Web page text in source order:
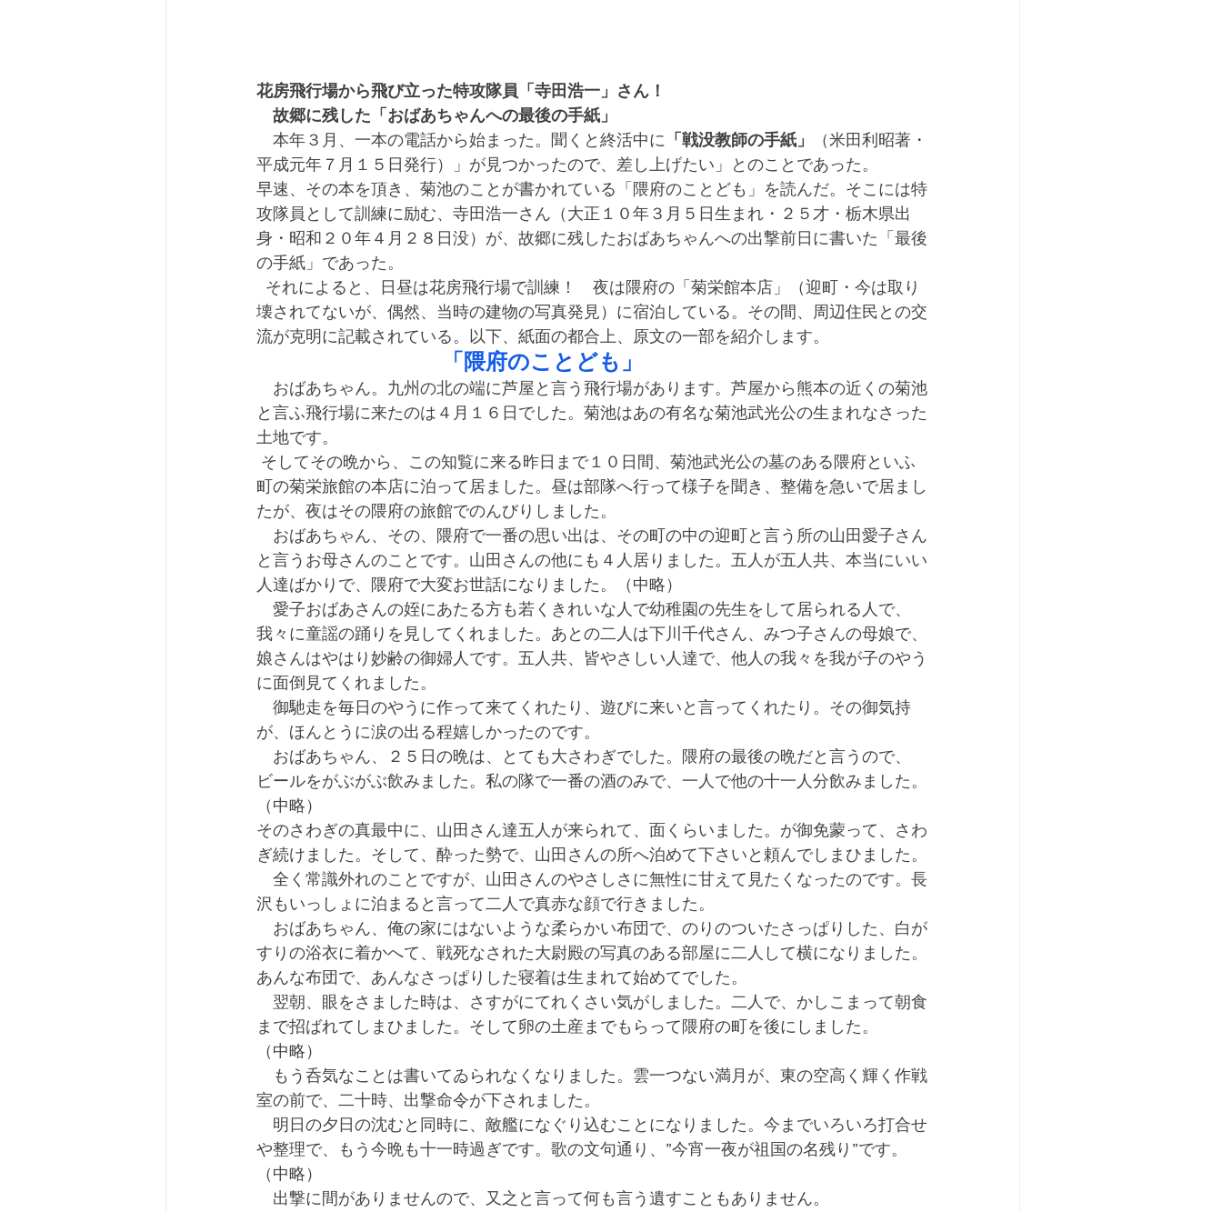
花房飛行場から飛び立った特攻隊員「寺田浩一」さん！
故郷に残した「おばあちゃんへの最後の手紙」
本年３月、一本の電話から始まった。聞くと終活中に 「戦没教師の手紙」
（米田利昭著・
平成元年７月１５日発行）」が見つかったので、差し上げたい」とのことであった。
早速、その本を頂き、菊池のことが書かれている「隈府のことども」を読んだ。そこには特
攻隊員として訓練に励む、寺田浩一さん（大正１０年３月５日生まれ・２５才・栃木県出
身・昭和２０年４月２８日没）が、故郷に残したおばあちゃんへの出撃前日に書いた「最後
の手紙」であった。
壊されてないが、偶然、当時の建物の写真発見）に宿泊している。その間、周辺住民との交
流が克明に記載されている。以下、紙面の都合上、原文の一部を紹介します。
「隈府のことども」
おばあちゃん。九州の北の端に芦屋と言う飛行場があります。芦屋から熊本の近くの菊池
と言ふ飛行場に来たのは４月１６日でした。菊池はあの有名な菊池武光公の生まれなさった
土地です。
町の菊栄旅館の本店に泊って居ました。昼は部隊へ行って様子を聞き、整備を急いで居まし
たが、夜はその隈府の旅館でのんびりしました。
おばあちゃん、その、隈府で一番の思い出は、その町の中の迎町と言う所の山田愛子さん
と言うお母さんのことです。山田さんの他にも４人居りました。五人が五人共、本当にいい
人達ばかりで、隈府で大変お世話になりました。（中略）
愛子おばあさんの姪にあたる方も若くきれいな人で幼稚園の先生をして居られる人で、
我々に童謡の踊りを見してくれました。あとの二人は下川千代さん、みつ子さんの母娘で、
娘さんはやはり妙齢の御婦人です。五人共、皆やさしい人達で、他人の我々を我が子のやう
に面倒見てくれました。
御馳走を毎日のやうに作って来てくれたり、遊びに来いと言ってくれたり。その御気持
が、ほんとうに涙の出る程嬉しかったのです。
おばあちゃん、２５日の晩は、とても大さわぎでした。隈府の最後の晩だと言うので、
ビールをがぶがぶ飲みました。私の隊で一番の酒のみで、一人で他の十一人分飲みました。
（中略）
そのさわぎの真最中に、山田さん達五人が来られて、面くらいました。が御免蒙って、さわ
ぎ続けました。そして、酔った勢で、山田さんの所へ泊めて下さいと頼んでしまひました。
全く常識外れのことですが、山田さんのやさしさに無性に甘えて見たくなったのです。長
沢もいっしょに泊まると言って二人で真赤な顔で行きました。
おばあちゃん、俺の家にはないような柔らかい布団で、のりのついたさっぱりした、白が
すりの浴衣に着かへて、戦死なされた大尉殿の写真のある部屋に二人して横になりました。
あんな布団で、あんなさっぱりした寝着は生まれて始めてでした。
翌朝、眼をさました時は、さすがにてれくさい気がしました。二人で、かしこまって朝食
まで招ばれてしまひました。そして卵の土産までもらって隈府の町を後にしました。
（中略）
もう呑気なことは書いてゐられなくなりました。雲一つない満月が、東の空高く輝く作戦
室の前で、二十時、出撃命令が下されました。
明日の夕日の沈むと同時に、敵艦になぐり込むことになりました。今までいろいろ打合せ
や整理で、もう今晩も十一時過ぎです。歌の文句通り、”今宵一夜が祖国の名残り”です。
（中略）
出撃に間がありませんので、又之と言って何も言う遺すこともありません。